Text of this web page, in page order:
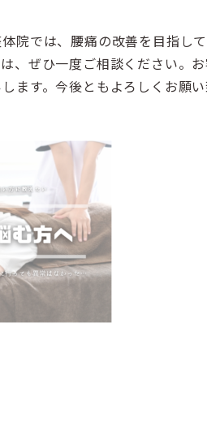
院では、腰痛の改善を目指し
、ぜひ一度ご相談ください。
ます。今後ともよろしくお願い